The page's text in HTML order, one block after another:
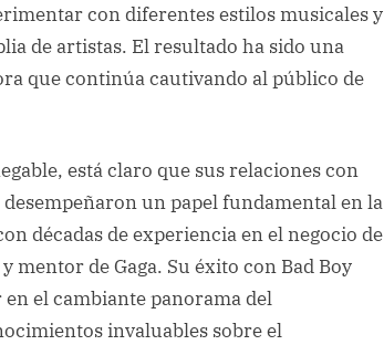
con diferentes estilos musicales y
de artistas. El resultado ha sido una
que continúa cautivando al público de
está claro que sus relaciones con
un papel fundamental en la
décadas de experiencia en el negocio de
mentor de Gaga. Su éxito con Bad Boy
en el cambiante panorama del
invaluables sobre el